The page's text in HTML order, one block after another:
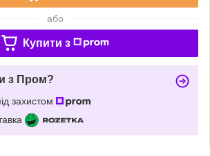
або
Купити з
з Пром?
захистом